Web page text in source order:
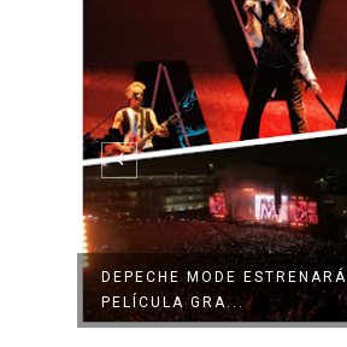
DEPECHE MODE ESTRENARÁ
PELÍCULA GRA...